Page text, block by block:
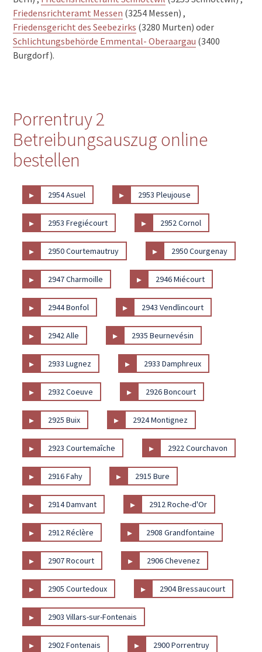
Friedensrichteramt Messen (3254 Messen) ,
Friedensgericht des Seebezirks (3280 Murten) oder
Schlichtungsbehörde Emmental- Oberaargau (3400
Burgdorf).
Porrentruy 2
Betreibungsauszug online
bestellen
▸ 2954 Asuel ▸ 2953 Pleujouse
▸ 2953 Fregiécourt ▸ 2952 Cornol
▸ 2950 Courtemautruy ▸ 2950 Courgenay
▸ 2947 Charmoille ▸ 2946 Miécourt
▸ 2944 Bonfol ▸ 2943 Vendlincourt
▸ 2942 Alle ▸ 2935 Beurnevésin
▸ 2933 Lugnez ▸ 2933 Damphreux
▸ 2932 Coeuve ▸ 2926 Boncourt
▸ 2925 Buix ▸ 2924 Montignez
▸ 2923 Courtemaîche ▸ 2922 Courchavon
▸ 2916 Fahy ▸ 2915 Bure
▸ 2914 Damvant ▸ 2912 Roche-d'Or
▸ 2912 Réclère ▸ 2908 Grandfontaine
▸ 2907 Rocourt ▸ 2906 Chevenez
▸ 2905 Courtedoux ▸ 2904 Bressaucourt
▸ 2903 Villars-sur-Fontenais
▸ 2902 Fontenais ▸ 2900 Porrentruy